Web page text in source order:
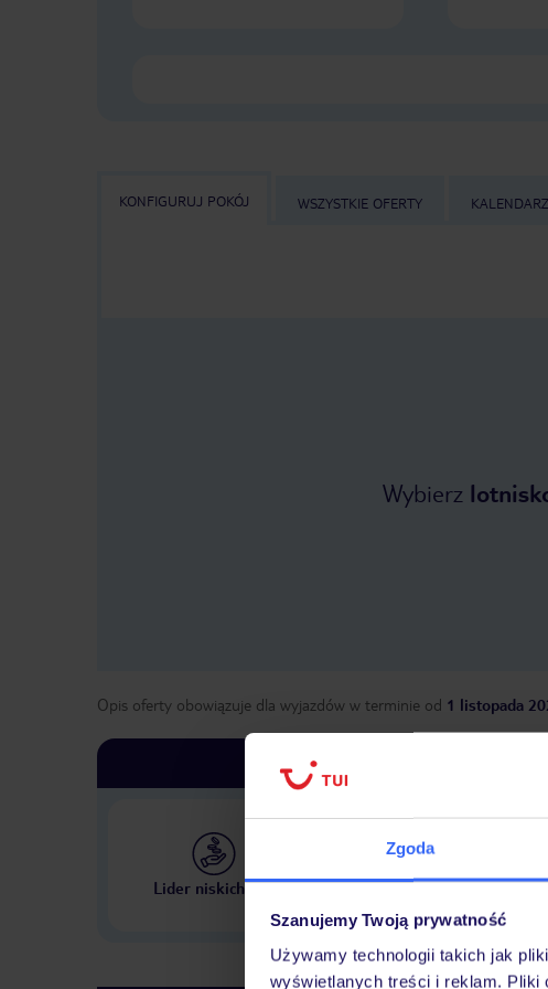
Zgoda
Szanujemy Twoją prywatność
Używamy technologii takich jak
wyświetlanych treści i reklam. Pliki
KONFIGURUJ POKÓJ WSZYSTKIE OFERTY
Wybierz
Opis oferty obowiązuje dla wyjazdów w terminie od 1 listopada
Lider niskich cen
Największe biuro podróży